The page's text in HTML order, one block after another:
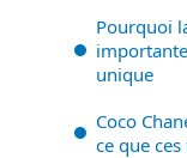
Pourquoi
unique
Coco
ce que